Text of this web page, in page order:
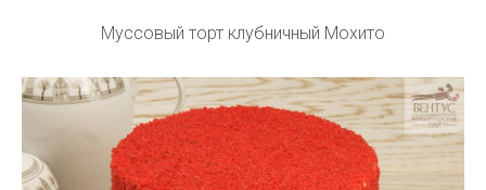
Муссовый торт клубничный Мохито